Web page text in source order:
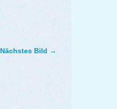
Nächstes Bild →